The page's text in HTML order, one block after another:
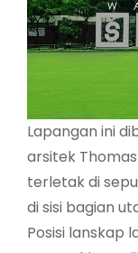
Lapangan ini
arsitek
terletak di
di sisi bagian
Posisi lanskap